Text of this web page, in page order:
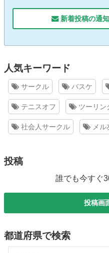
新着投稿の通
人気キーワード
サークル バスケ
テニスオフ ツーリン
社会人サークル メル
投稿
誰でも今すぐ
投稿画
都道府県で検索